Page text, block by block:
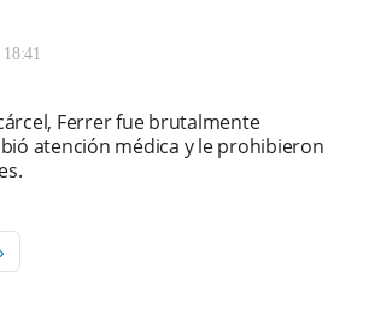
Ferrer fue brutalmente
atención médica y le prohibieron
página